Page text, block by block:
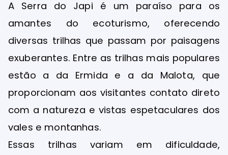
A Serra do Japi é um paraíso para os
amantes do ecoturismo, oferecendo
diversas trilhas que passam por paisagens
exuberantes. Entre as trilhas mais populares
estão a da Ermida e a da Malota, que
proporcionam aos visitantes contato direto
com a natureza e vistas espetaculares dos
vales e montanhas.
Essas trilhas variam em dificuldade,